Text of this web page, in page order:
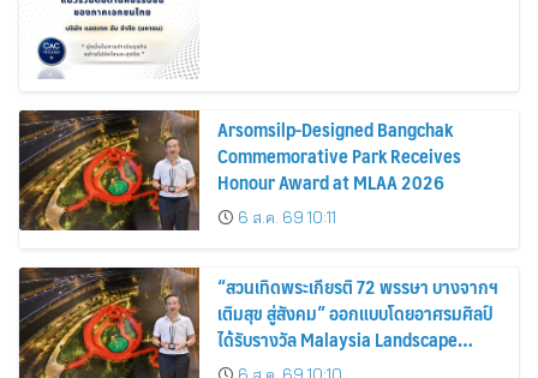
Arsomsilp-Designed Bangchak
Commemorative Park Receives
Honour Award at MLAA 2026
6 ส.ค. 69 10:11
“สวนเทิดพระเกียรติ 72 พรรษา บางจากฯ
เติมสุข สู่สังคม” ออกแบบโดยอาศรมศิลป์
ได้รับรางวัล Malaysia Landscape
Architecture Award 2026